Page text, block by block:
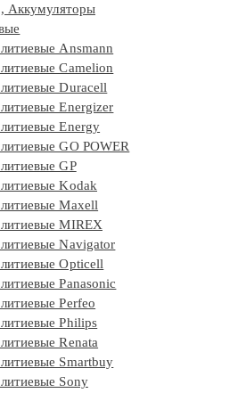
Аккумуляторы
Ansmann
Camelion
Duracell
Energizer
Energy
GO POWER
GP
Kodak
Maxell
MIREX
Navigator
Opticell
Panasonic
Perfeo
Philips
Renata
Smartbuy
Sony